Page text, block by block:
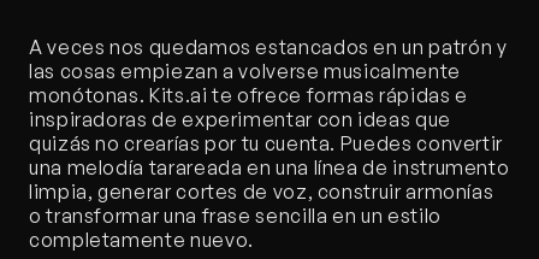
A veces nos quedamos estancados en un patrón y
las cosas empiezan a volverse musicalmente
monótonas. Kits.ai te ofrece formas rápidas e
inspiradoras de experimentar con ideas que
quizás no crearías por tu cuenta. Puedes convertir
una melodía tarareada en una línea de instrumento
limpia, generar cortes de voz, construir armonías
o transformar una frase sencilla en un estilo
completamente nuevo.